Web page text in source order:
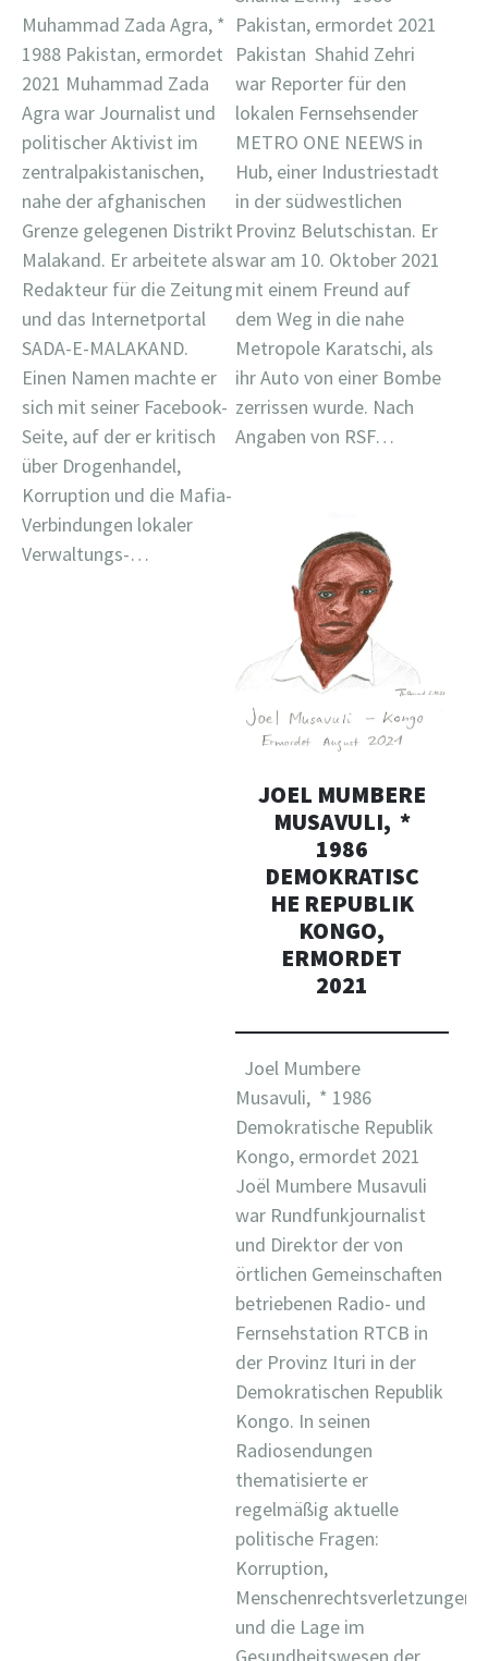
Muhammad Zada Agra, *
1988 Pakistan, ermordet
2021 Muhammad Zada
Agra war Journalist und
politischer Aktivist im
zentralpakistanischen,
nahe der afghanischen
Grenze gelegenen Distrikt
Malakand. Er arbeitete als
Redakteur für die Zeitung
und das Internetportal
SADA-E-MALAKAND.
Einen Namen machte er
sich mit seiner Facebook-
Seite, auf der er kritisch
über Drogenhandel,
Korruption und die Mafia-
Verbindungen lokaler
Verwaltungs-…
Pakistan, ermordet 2021
Pakistan Shahid Zehri
war Reporter für den
lokalen Fernsehsender
METRO ONE NEEWS in
Hub, einer Industriestadt
in der südwestlichen
Provinz Belutschistan. Er
war am 10. Oktober 2021
mit einem Freund auf
dem Weg in die nahe
Metropole Karatschi, als
ihr Auto von einer Bombe
zerrissen wurde. Nach
Angaben von RSF…
JOEL MUMBERE
MUSAVULI, *
1986
DEMOKRATISC
HE REPUBLIK
KONGO,
ERMORDET
2021
Joel Mumbere
Musavuli, * 1986
Demokratische Republik
Kongo, ermordet 2021
Joël Mumbere Musavuli
war Rundfunkjournalist
und Direktor der von
örtlichen Gemeinschaften
betriebenen Radio- und
Fernsehstation RTCB in
der Provinz Ituri in der
Demokratischen Republik
Kongo. In seinen
Radiosendungen
thematisierte er
regelmäßig aktuelle
politische Fragen:
Korruption,
Menschenrechtsverletzungen
und die Lage im